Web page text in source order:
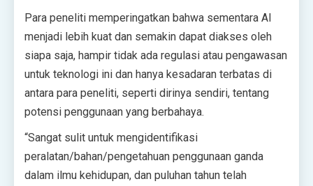
Para peneliti memperingatkan bahwa sementara AI
menjadi lebih kuat dan semakin dapat diakses oleh
siapa saja, hampir tidak ada regulasi atau pengawasan
untuk teknologi ini dan hanya kesadaran terbatas di
antara para peneliti, seperti dirinya sendiri, tentang
potensi penggunaan yang berbahaya.
“Sangat sulit untuk mengidentifikasi
peralatan/bahan/pengetahuan penggunaan ganda
dalam ilmu kehidupan, dan puluhan tahun telah